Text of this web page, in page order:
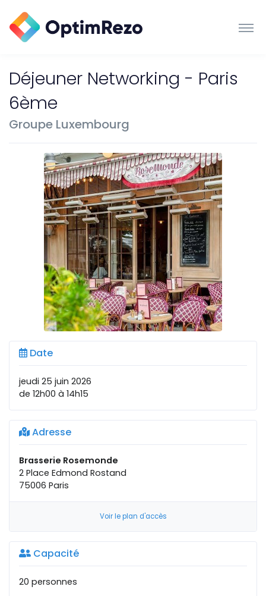
Déjeuner Networking - Paris
6ème
Groupe Luxembourg
Date
jeudi 25 juin 2026
de 12h00 à 14h15
Adresse
Brasserie Rosemonde
2 Place Edmond Rostand
75006 Paris
Voir le plan d'accès
Capacité
20 personnes